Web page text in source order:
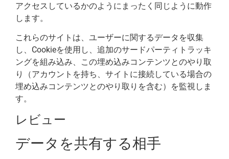
アクセスしているかのようにまったく同じように動作
します。
これらのサイトは、ユーザーに関するデータを収集
し、Cookieを使用し、追加のサードパーティトラッキ
ングを組み込み、この埋め込みコンテンツとのやり取
り（アカウントを持ち、サイトに接続している場合の
埋め込みコンテンツとのやり取りを含む）を監視しま
す。
レビュー
データを共有する相手